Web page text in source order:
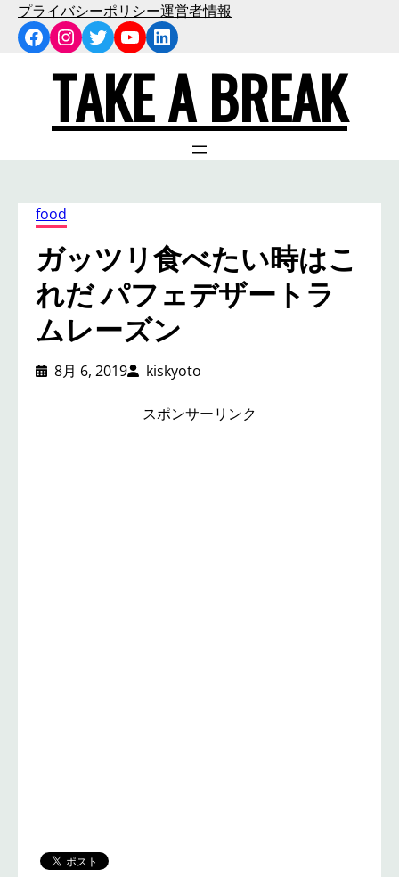
プライバシーポリシー運営者情報
Facebook
Instagram
Twitter
YouTube
LinkedIn
TAKE A BREAK
food
ガッツリ食べたい時はこ
れだ パフェデザートラ
ムレーズン
8月 6, 2019 kiskyoto
スポンサーリンク